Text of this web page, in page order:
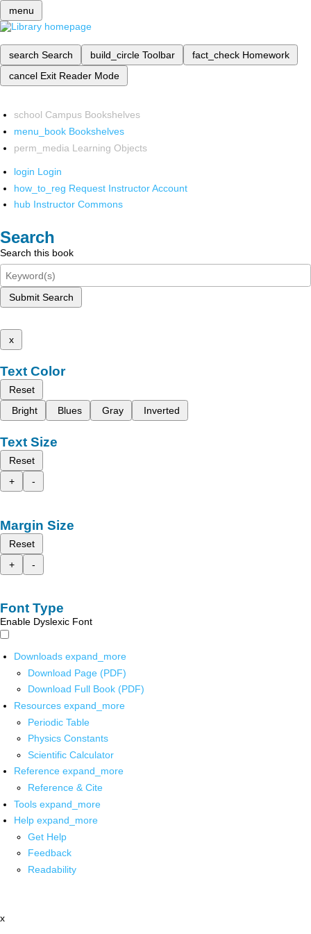
menu
search Search build_circle Toolbar fact_check Homework
cancel Exit Reader Mode
school Campus Bookshelves
menu_book Bookshelves
perm_media Learning Objects
login Login
how_to_reg Request Instructor Account
hub Instructor Commons
Search
Search this book
Submit Search
x
Text Color
Reset
Bright
Blues Gray Inverted
Text Size
Reset
+
-
Margin Size
Reset
+
-
Font Type
Enable Dyslexic Font
Downloads expand_more
Download Page (PDF)
Download Full Book (PDF)
Resources expand_more
Periodic Table
Physics Constants
Scientific Calculator
Reference expand_more
Reference & Cite
Tools expand_more
Help expand_more
Get Help
Feedback
Readability
x